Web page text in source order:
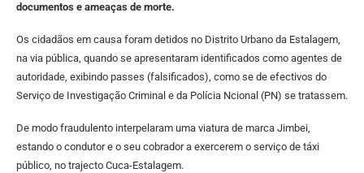
documentos e ameaças de morte.
Os cidadãos em causa foram detidos no Distrito Urbano da Estalagem,
na via pública, quando se apresentaram identificados como agentes de
autoridade, exibindo passes (falsificados), como se de efectivos do
Serviço de Investigação Criminal e da Polícia Ncional (PN) se tratassem.
De modo fraudulento interpelaram uma viatura de marca Jimbei,
estando o condutor e o seu cobrador a exercerem o serviço de táxi
público, no trajecto Cuca-Estalagem.